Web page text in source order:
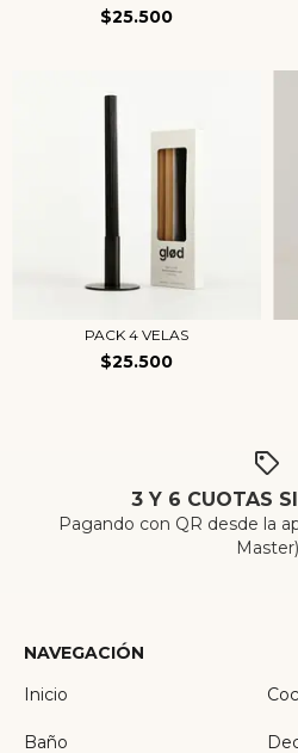
$25.500
PACK 4 VELAS
$25.500
3 Y 6 CUOTAS
Pagando con QR desde la
Master)
NAVEGACIÓN
Inicio
Baño